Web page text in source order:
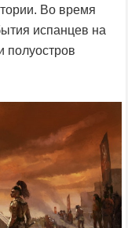
Во время
испанцев на
полуостров